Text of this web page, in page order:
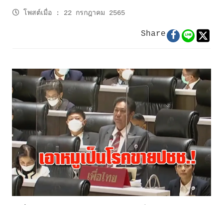
โพสต์เมื่อ : 22 กรกฎาคม 2565
Share